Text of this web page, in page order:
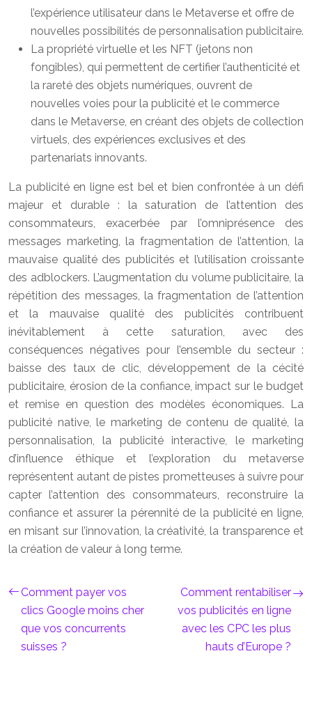
l’expérience utilisateur dans le Metaverse et offre de
nouvelles possibilités de personnalisation publicitaire.
La propriété virtuelle et les NFT (jetons non
fongibles), qui permettent de certifier l’authenticité et
la rareté des objets numériques, ouvrent de
nouvelles voies pour la publicité et le commerce
dans le Metaverse, en créant des objets de collection
virtuels, des expériences exclusives et des
partenariats innovants.
La publicité en ligne est bel et bien confrontée à un défi
majeur et durable : la saturation de l’attention des
consommateurs, exacerbée par l’omniprésence des
messages marketing, la fragmentation de l’attention, la
mauvaise qualité des publicités et l’utilisation croissante
des adblockers. L’augmentation du volume publicitaire, la
répétition des messages, la fragmentation de l’attention
et la mauvaise qualité des publicités contribuent
inévitablement à cette saturation, avec des
conséquences négatives pour l’ensemble du secteur :
baisse des taux de clic, développement de la cécité
publicitaire, érosion de la confiance, impact sur le budget
et remise en question des modèles économiques. La
publicité native, le marketing de contenu de qualité, la
personnalisation, la publicité interactive, le marketing
d’influence éthique et l’exploration du metaverse
représentent autant de pistes prometteuses à suivre pour
capter l’attention des consommateurs, reconstruire la
confiance et assurer la pérennité de la publicité en ligne,
en misant sur l’innovation, la créativité, la transparence et
la création de valeur à long terme.
Comment payer vos
clics Google moins cher
que vos concurrents
suisses ?
Comment rentabiliser
vos publicités en ligne
avec les CPC les plus
hauts d’Europe ?